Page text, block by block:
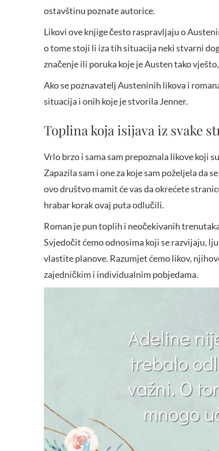
ostavštinu poznate autorice.
Likovi ove knjige često raspravljaju o
o tome stoji li iza tih situacija neki stvarni
značenje ili poruka koje je Austen tako
Ako se poznavatelj Austeninih likova i
situacija i onih koje je stvorila Jenner.
Toplina koja isijava iz svake
Vrlo brzo i sama sam prepoznala likove koji
Zapazila sam i one za koje sam poželjela da
ovo društvo mamit će vas da okrećete
hrabar korak ovaj puta odlučili.
Roman je pun toplih i neočekivanih
Svjedočit ćemo odnosima koji se razvijaju,
vlastite planove. Razumjet ćemo likov,
zajedničkim i individualnim pobjedama.